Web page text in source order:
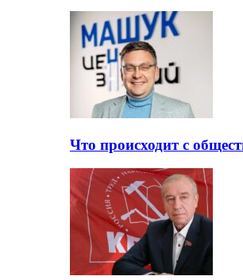
Что происходит с